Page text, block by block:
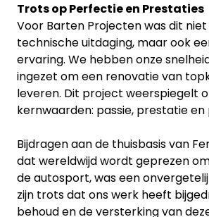
Trots op Perfectie en Prestaties
Voor Barten Projecten was dit
technische uitdaging, maar ook
ervaring. We hebben onze
ingezet om een renovatie van
leveren. Dit project weerspiegelt
kernwaarden: passie, prestatie
Bijdragen aan de thuisbasis van
dat wereldwijd wordt geprezen
de autosport, was een
zijn trots dat ons werk heeft
behoud en de versterking van